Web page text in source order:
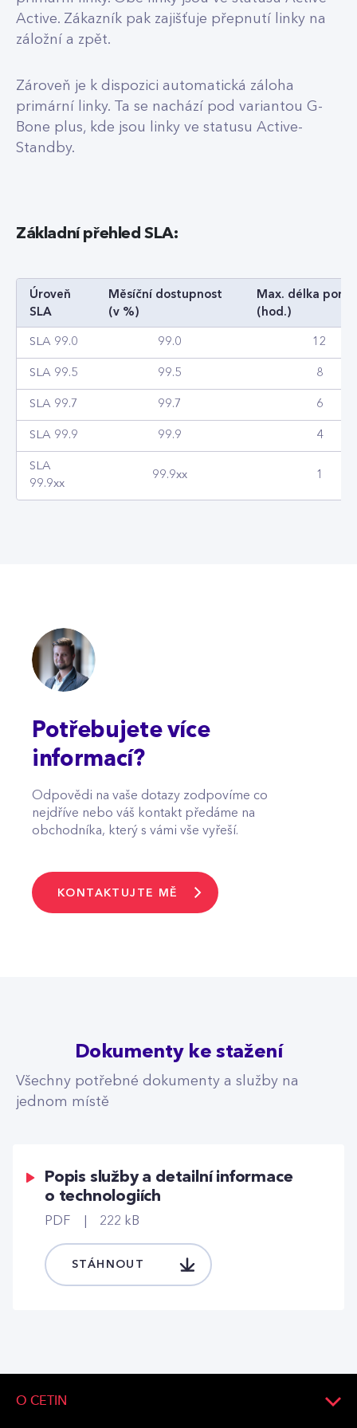
Active. Zákazník pak zajišťuje přepnutí linky na
záložní a zpět.
Zároveň je k dispozici automatická záloha
primární linky. Ta se nachází pod variantou G-
Bone plus, kde jsou linky ve statusu Active-
Standby.
Základní přehled SLA:
Úroveň
SLA
Měsíční dostupnost
(v %)
Max. délka
(hod.)
SLA 99.0 99.0 12
SLA 99.5 99.5 8
SLA 99.7 99.7 6
SLA 99.9 99.9 4
SLA
99.9xx
99.9xx 1
Potřebujete více
informací?
Odpovědi na vaše dotazy zodpovíme co
nejdříve nebo váš kontakt předáme na
obchodníka, který s vámi vše vyřeší.
KONTAKTUJTE MĚ
Dokumenty ke stažení
Všechny potřebné dokumenty a služby na
jednom místě
Popis služby a detailní informace
o technologiích
PDF 222 kB
STÁHNOUT
O CETIN